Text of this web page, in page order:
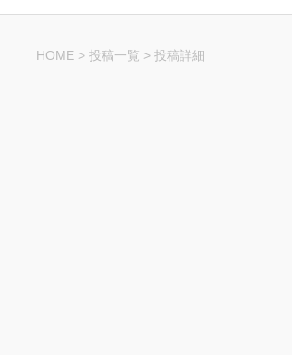
HOME > 投稿一覧 > 投稿詳細